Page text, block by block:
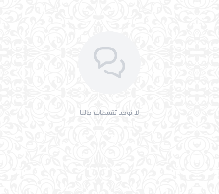
لا توجد تقييمات حاليا